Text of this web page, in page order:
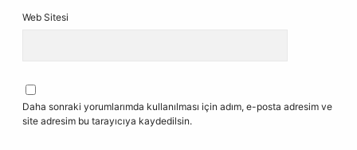
Web Sitesi
Daha sonraki yorumlarımda kullanılması için adım, e-posta adresim ve
site adresim bu tarayıcıya kaydedilsin.